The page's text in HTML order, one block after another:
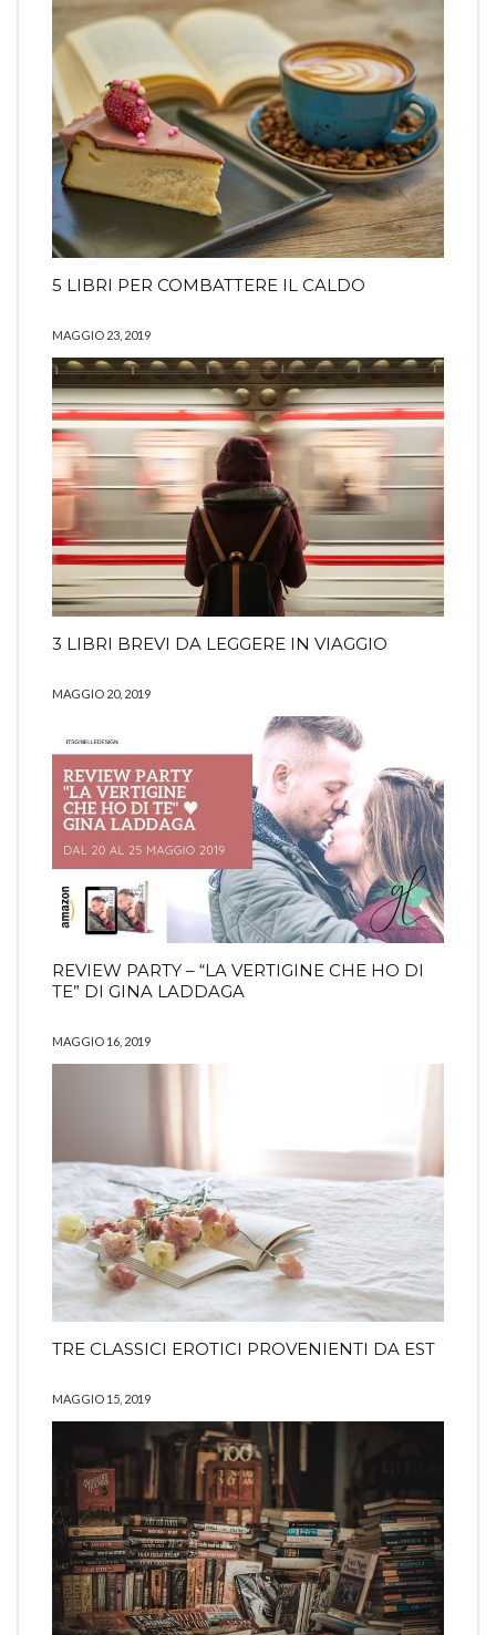
5 LIBRI PER COMBATTERE IL CALDO
MAGGIO 23, 2019
3 LIBRI BREVI DA LEGGERE IN VIAGGIO
MAGGIO 20, 2019
REVIEW PARTY – “LA VERTIGINE CHE HO DI
TE” DI GINA LADDAGA
MAGGIO 16, 2019
TRE CLASSICI EROTICI PROVENIENTI DA EST
MAGGIO 15, 2019